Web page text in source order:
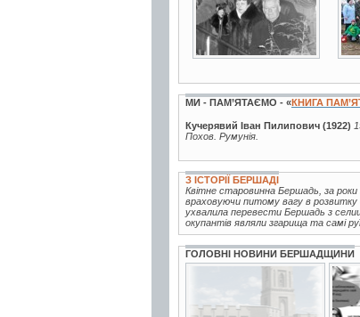
МИ - ПАМ’ЯТАЄМО - «КНИГА
Кучерявий Іван Пилипович (1922)
Похов. Румунія.
З ІСТОРІЇ БЕРШАДІ
Квітне старовинна Бершадь, за роки
враховуючи питому вагу в розвитку
ухвалила перевести Бершадь з
окупантів являли згарища та самі
ГОЛОВНІ НОВИНИ БЕРШАДЩИНИ